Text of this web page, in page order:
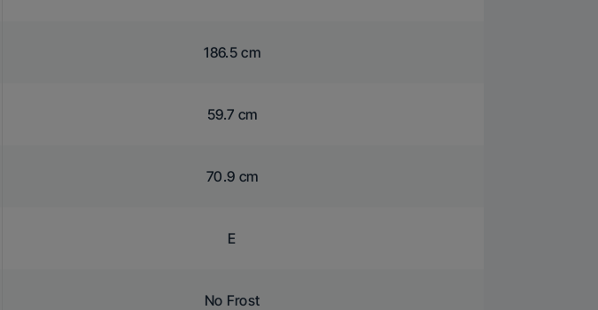
186.5 cm
59.7 cm
70.9 cm
E
No Frost